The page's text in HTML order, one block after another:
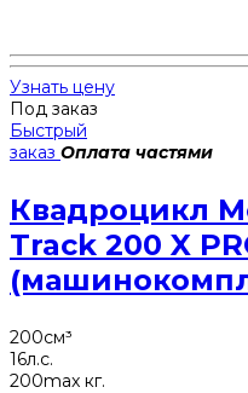
Узнать цену
Под заказ
Быстрый
заказ Оплата частями
Квадроцикл
Track 200 X
200см³
16л.с.
200max кг.